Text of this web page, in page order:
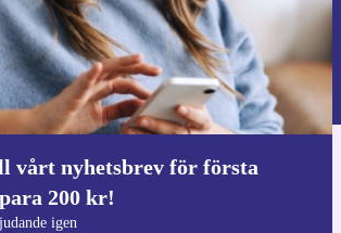
vårt nyhetsbrev för första
200 kr!
igen
Begär kupong
av personuppgifter finns i vår
Ladda ner refurbed appen
För iOS och Android